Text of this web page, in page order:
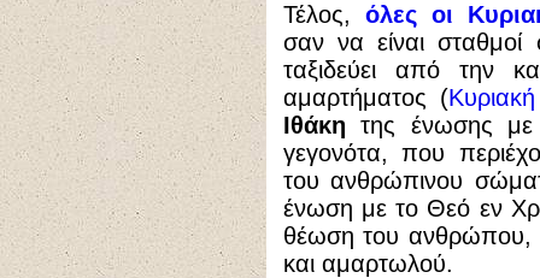
Τέλος,
όλες οι
σαν να είναι σταθμοί
ταξιδεύει από την
αμαρτήματος (
Ιθάκη της ένωσης
γεγονότα, που
του ανθρώπινου
ένωση με το Θεό εν
θέωση του ανθρώπου,
και αμαρτωλού.